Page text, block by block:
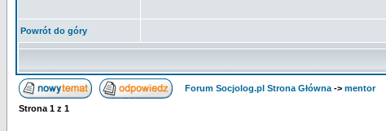
Powrót do góry
Forum Socjolog.pl Strona Główna -> mentor
Strona 1 z 1